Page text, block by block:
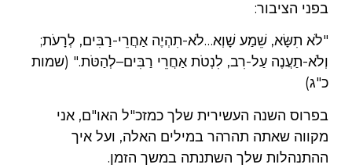
בפני הציבור:
"לֹא תִשָּׂא, שֵׁמַע שָׁוְא…לֹא-תִהְיֶה אַחֲרֵי-רַבִּים, לְרָעֹת;
וְלֹא-תַעֲנֶה עַל-רִב, לִנְטֹת אַחֲרֵי רַבִּים–לְהַטֹּת." (שמות
כ"ג)
בפרוס השנה העשירית שלך כמזכ"ל האו"ם, אני
מקווה שאתה תהרהר במילים האלה, ועל איך
ההתנהלות שלך השתנתה במשך הזמן.